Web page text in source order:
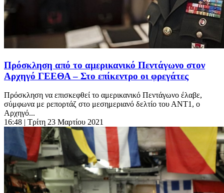
Πρόσκληση από το αμερικανικό Πεντάγωνο στον
Αρχηγό ΓΕΕΘΑ – Στο επίκεντρο οι φρεγάτες
Πρόσκληση να επισκεφθεί το αμερικανικό Πεντάγωνο έλαβε,
σύμφωνα με ρεπορτάζ στο μεσημεριανό δελτίο του ΑΝΤ1, ο
Αρχηγό...
16:48 | Τρίτη 23 Μαρτίου 2021